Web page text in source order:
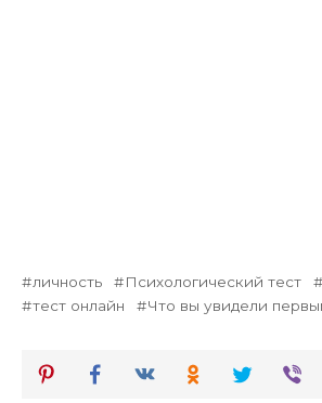
личность Психологический тест
тест онлайн
Что вы увидели